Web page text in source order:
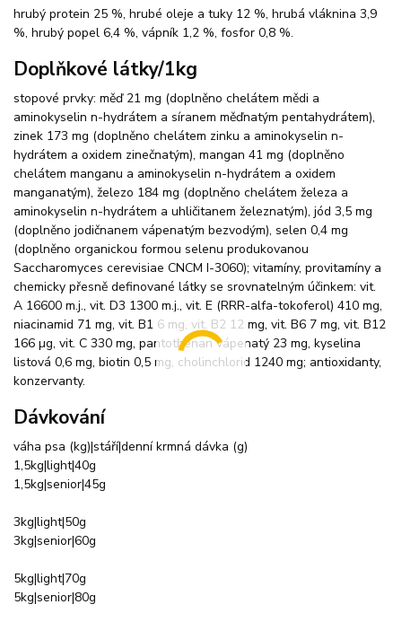
hrubý protein 25 %, hrubé oleje a tuky 12 %, hrubá vláknina 3,9
%, hrubý popel 6,4 %, vápník 1,2 %, fosfor 0,8 %.
Doplňkové látky/1kg
stopové prvky: měď 21 mg (doplněno chelátem mědi a
aminokyselin n-hydrátem a síranem měďnatým pentahydrátem),
zinek 173 mg (doplněno chelátem zinku a aminokyselin n-
hydrátem a oxidem zinečnatým), mangan 41 mg (doplněno
chelátem manganu a aminokyselin n-hydrátem a oxidem
manganatým), železo 184 mg (doplněno chelátem železa a
aminokyselin n-hydrátem a uhličitanem železnatým), jód 3,5 mg
(doplněno jodičnanem vápenatým bezvodým), selen 0,4 mg
(doplněno organickou formou selenu produkovanou
Saccharomyces cerevisiae CNCM I-3060); vitamíny, provitamíny a
chemicky přesně definované látky se srovnatelným účinkem: vit.
A 16600 m.j., vit. D3 1300 m.j., vit. E (RRR-alfa-tokoferol) 410 mg,
niacinamid 71 mg, vit. B1 6 mg, vit. B2 12 mg, vit. B6 7 mg, vit. B12
166 µg, vit. C 330 mg, pantothenan vápenatý 23 mg, kyselina
listová 0,6 mg, biotin 0,5 mg, cholinchlorid 1240 mg; antioxidanty,
konzervanty.
Dávkování
váha psa (kg)|stáří|denní krmná dávka (g)
1,5kg|light|40g
1,5kg|senior|45g
3kg|light|50g
3kg|senior|60g
5kg|light|70g
5kg|senior|80g